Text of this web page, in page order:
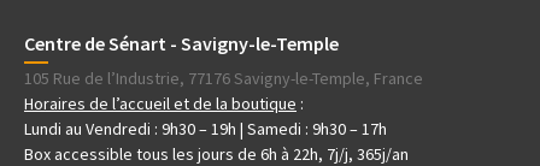
Centre de Sénart - Savigny-le-Temple
105 Rue de l’Industrie, 77176 Savigny-le-Temple, France
Horaires de l’accueil et de la boutique :
Lundi au Vendredi : 9h30 – 19h | Samedi : 9h30 – 17h
Box accessible tous les jours de 6h à 22h, 7j/j, 365j/an